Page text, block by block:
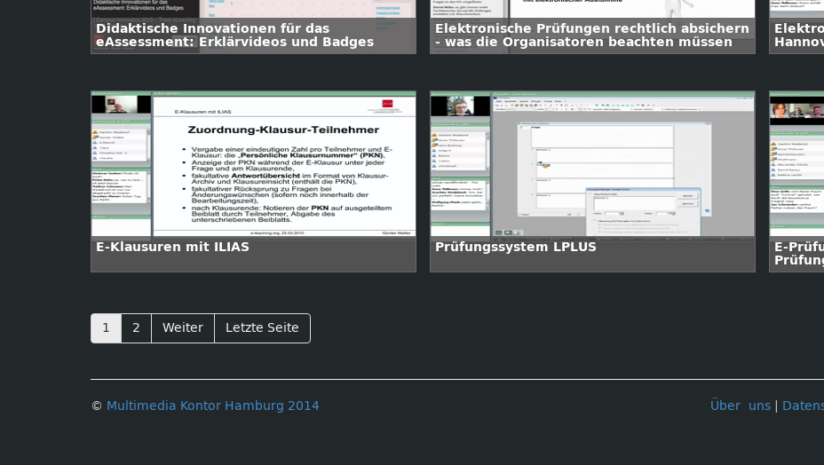
Didaktische Innovationen für das
eAssessment: Erklärvideos und Badges
Elektronische Prüfungen rechtlich absichern
- was die Organisatoren beachten müssen
E-Klausuren mit ILIAS Prüfungssystem LPLUS
E-
1 2 Weiter Letzte Seite
Über uns
© Multimedia Kontor Hamburg 2014